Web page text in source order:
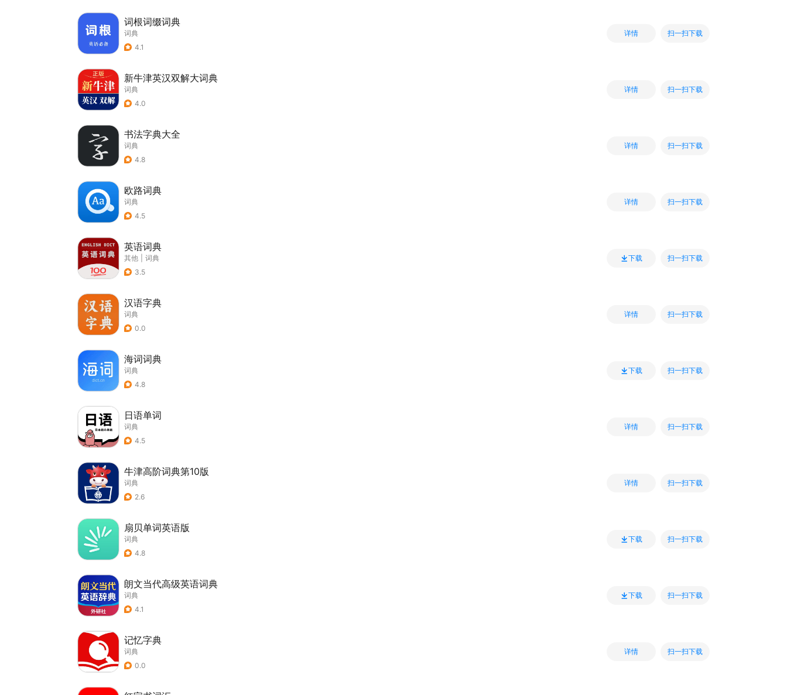
词根词缀词典
词典
4.1
详情 扫一扫下载
新牛津英汉双解大词典
词典
4.0
详情 扫一扫下载
书法字典大全
词典
4.8
详情 扫一扫下载
欧路词典
词典
4.5
详情 扫一扫下载
英语词典
其他
词典
3.5
下载 扫一扫下载
汉语字典
词典
0.0
详情 扫一扫下载
海词词典
词典
4.8
下载 扫一扫下载
日语单词
词典
4.5
详情 扫一扫下载
牛津高阶词典第10版
词典
2.6
详情 扫一扫下载
扇贝单词英语版
词典
4.8
下载 扫一扫下载
朗文当代高级英语词典
词典
4.1
下载 扫一扫下载
记忆字典
词典
0.0
详情 扫一扫下载